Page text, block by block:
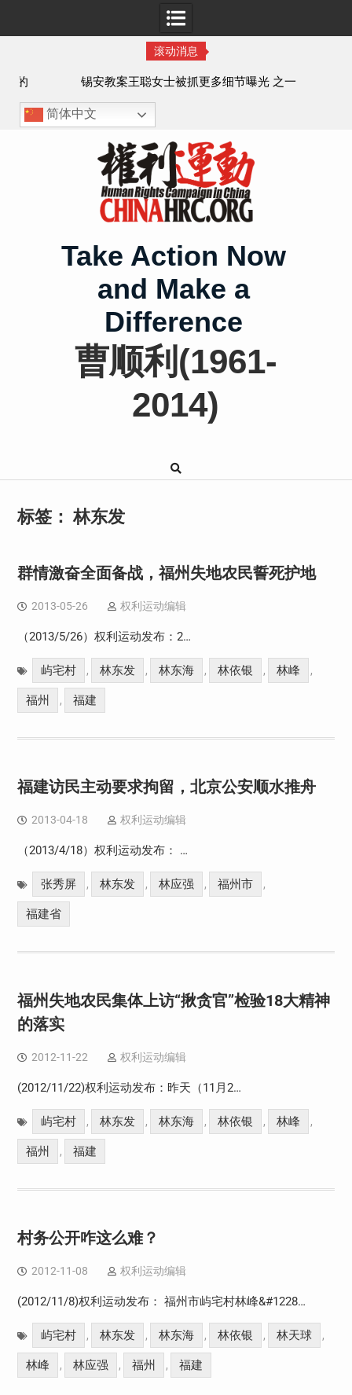
滚动消息
锡安教案王聪女士被抓更多细节曝光 之一
简体中文
Take Action Now
and Make a
Difference
曹顺利(1961-
2014)
标签：林东发
群情激奋全面备战，福州失地农民誓死护地
2013-05-26 权利运动编辑
（2013/5/26）权利运动发布：2…
屿宅村 , 林东发 , 林东海 , 林依银 , 林峰 ,
福州 , 福建
福建访民主动要求拘留，北京公安顺水推舟
2013-04-18 权利运动编辑
（2013/4/18）权利运动发布： …
张秀屏 , 林东发 , 林应强 , 福州市 ,
福建省
福州失地农民集体上访“揪贪官”检验18大精神
的落实
2012-11-22 权利运动编辑
(2012/11/22)权利运动发布：昨天（11月2…
屿宅村 , 林东发 , 林东海 , 林依银 , 林峰 ,
福州 , 福建
村务公开咋这么难？
2012-11-08 权利运动编辑
(2012/11/8)权利运动发布： 福州市屿宅村林峰&#1228…
屿宅村 , 林东发 , 林东海 , 林依银 , 林天球 ,
林峰 , 林应强 , 福州 , 福建